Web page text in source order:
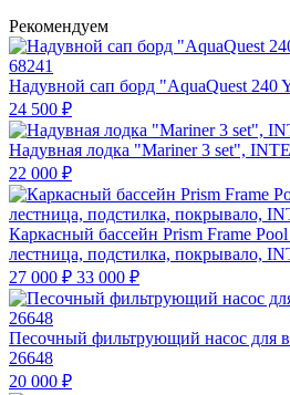
Рекомендуем
Надувной сап борд "AquaQuest 240
24 500 ₽
Надувная лодка "Mariner 3 set",
22 000 ₽
Каркасный бассейн Prism Frame
лестница, подстилка, покрывало,
27 000 ₽ 33 000 ₽
Песочный фильтрующий насос для
26648
20 000 ₽